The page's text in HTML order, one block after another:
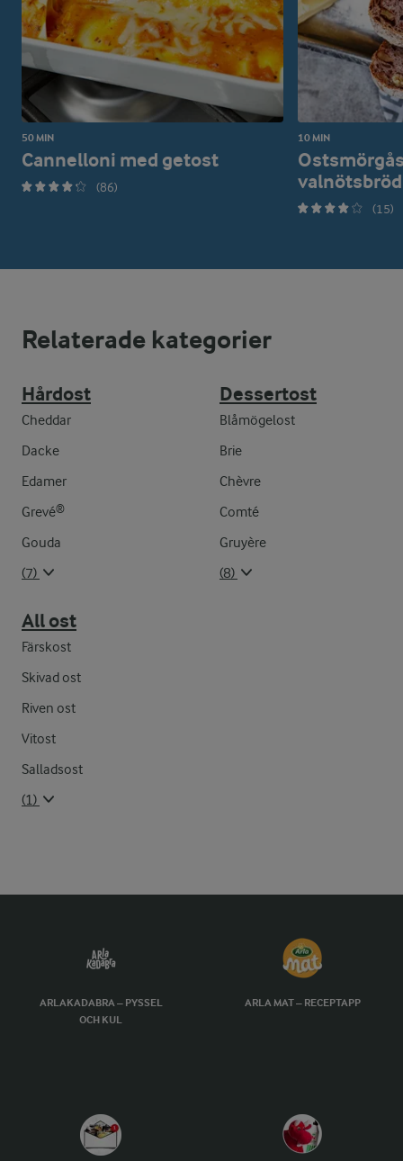
50 MIN
Cannelloni med getost
(86)
10 MIN
valnötsbröd
(15)
Relaterade kategorier
Hårdost
Cheddar
Dacke
Edamer
Grevé®
Gouda
(7)
Dessertost
Blåmögelost
Brie
Chèvre
Comté
Gruyère
(8)
All ost
Färskost
Skivad ost
Riven ost
Vitost
Salladsost
(1)
ARLAKADABRA – PYSSEL
OCH KUL
ARLA MAT – RECEPTAPP